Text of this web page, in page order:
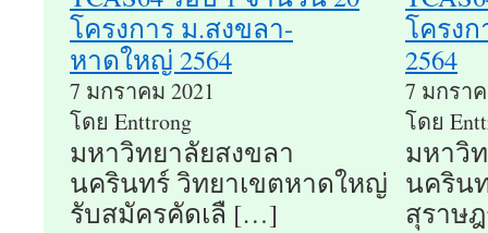
โครงการ ม.สงขลา-
หาดใหญ่ 2564
7 มกราคม 2021
โดย Enttrong
มหาวิทยาลัยสงขลา
นครินทร์ วิทยาเขตหาดใหญ่
รับสมัครคัดเลื […]
โครง
2564
7 มกรา
โดย
มหาวิ
นคริน
สุราษ